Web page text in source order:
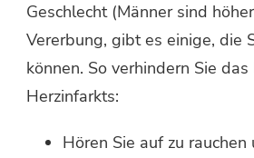
Geschlecht (Männer sind
Vererbung, gibt es einige, die
können. So verhindern Sie das
Herzinfarkts:
Hören Sie auf zu rauchen